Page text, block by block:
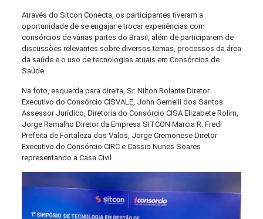
Através do Sitcon Conecta, os participantes tiveram a
oportunidade de se engajar e trocar experiências com
consórcios de várias partes do Brasil, além de participarem de
discussões relevantes sobre diversos temas, processos da área
da saúde e o uso de tecnologias atuais em Consórcios de
Saúde.
Na foto, esquerda para direita, Sr. Nilton Rolante Diretor
Executivo do Consórcio CISVALE, John Gemelli dos Santos
Assessor Jurídico, Diretoria do Consórcio CISA Elizabete Rolim,
Jorge Ramalho Diretor da Empresa SITCON Marcia R. Fredi
Prefeita de Fortaleza dos Valos, Jorge Cremonese Diretor
Executivo do Consórcio CIRC e Cassio Nunes Soares
representando a Casa Civil.